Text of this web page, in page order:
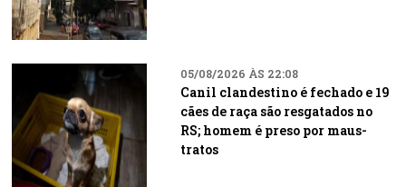
05/08/2026 ÀS 22:08
Canil clandestino é fechado e 19
cães de raça são resgatados no
RS; homem é preso por maus-
tratos